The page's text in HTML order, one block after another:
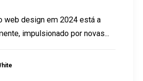
web design em 2024 está a
impulsionado por novas...